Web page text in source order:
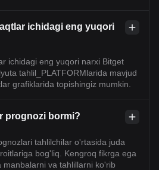
ichidagi eng yuqori
ichidagi eng yuqori narxi Bitget
tahlil_PLATFORMlarida mavjud
grafiklarida topishingiz mumkin.
prognozi bormi?
tahlilchilar o'rtasida juda
bog'liq. Kengroq fikrga ega
va tahlillarni ko'rib